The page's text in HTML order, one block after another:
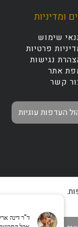
ומדיניות
שימוש
פרטיות
נגישות
אתר
קשר
העדפות עוגיות
ד"ר דינה